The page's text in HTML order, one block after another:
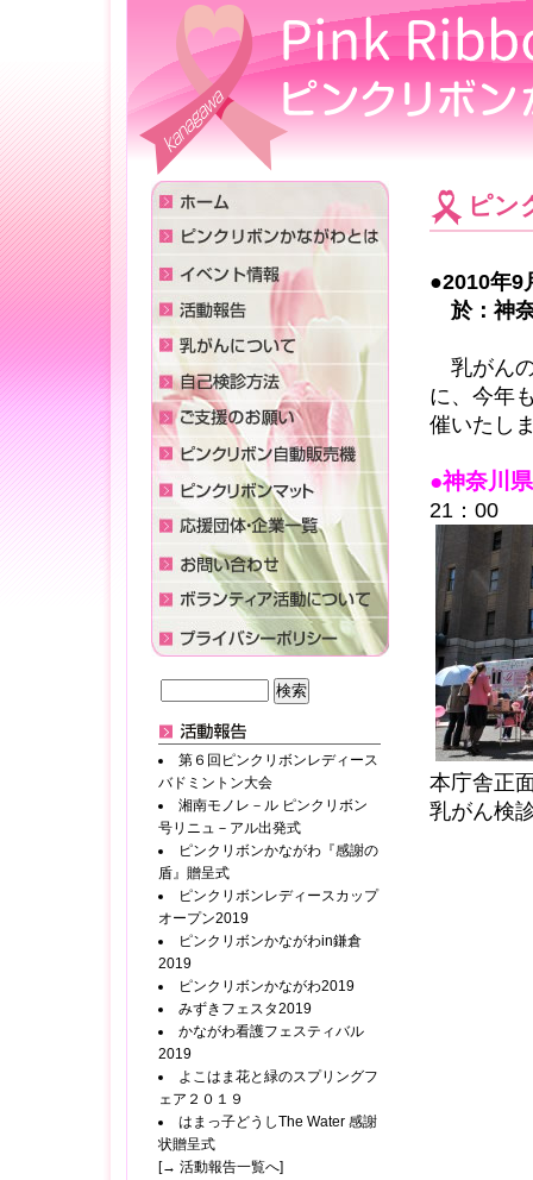
ピン
●2010年
於：神
乳がん
に、今年
催いたし
●神奈川
21：00
本庁舎正
乳がん検
第６回ピンクリボンレディース
バドミントン大会
湘南モノレ－ル ピンクリボン
号リニュ－アル出発式
ピンクリボンかながわ『感謝の
盾』贈呈式
ピンクリボンレディースカップ
オープン2019
ピンクリボンかながわin鎌倉
2019
ピンクリボンかながわ2019
みずきフェスタ2019
かながわ看護フェスティバル
2019
よこはま花と緑のスプリングフ
ェア２０１９
はまっ子どうしThe Water 感謝
状贈呈式
[→ 活動報告一覧へ]